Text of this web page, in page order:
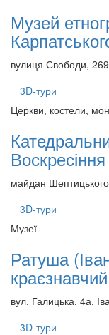
Музей
вулиця Свободи,
3D-тури
Церкви, костели,
майдан
3D-тури
Музеї
Ратуша
вул. Галицька, 4а,
3D-тури